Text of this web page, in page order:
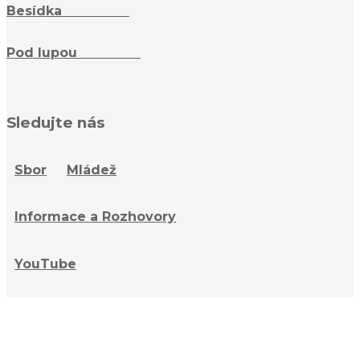
Besídka
Pod lupou
Sledujte nás
Sbor Mládež
Informace a Rozhovory
YouTube